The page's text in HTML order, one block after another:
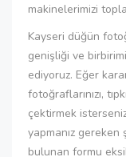
makinelerimizi
Kayseri düğün
genişliği ve
ediyoruz. Eğer
fotoğraflarınızı,
çektirmek
yapmanız gereken
bulunan formu